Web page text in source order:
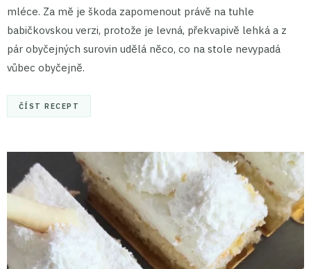
mléce. Za mě je škoda zapomenout právě na tuhle
babičkovskou verzi, protože je levná, překvapivě lehká a z
pár obyčejných surovin udělá něco, co na stole nevypadá
vůbec obyčejně.
ČÍST RECEPT